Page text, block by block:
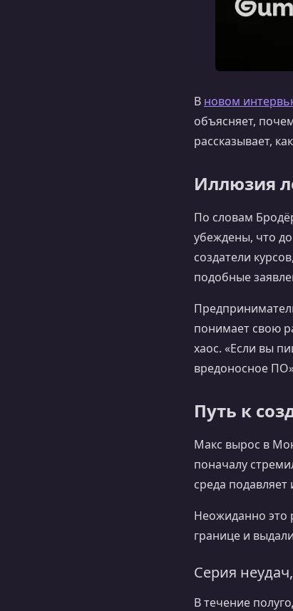
В новом
объясняет,
рассказывает,
Иллюзия
По словам
убеждены, что
создатели
подобные
понимает свою
хаос. «Если вы
вредоносное
Путь к
Макс вырос в
поначалу
среда
Неожиданно это
границе и
Серия
В течение